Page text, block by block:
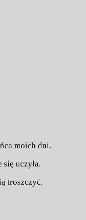
moich dni.
się uczyła.
troszczyć.